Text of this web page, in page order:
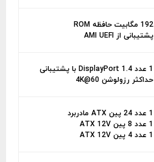
192 مگابیت حافظه ROM
پشتیبانی از AMI UEFI
1 عدد DisplayPort 1.4 با پشتیبانی
حداکثر رزولوشن 4K@60
1 عدد 24 پین ATX مادربرد
1 عدد 8 پین ATX 12V
1 عدد 4 پین ATX 12V